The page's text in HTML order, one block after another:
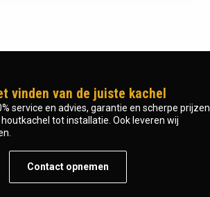
vinden van de juiste kachel
service en advies, garantie en scherpe prijzen.
tot installatie. Ook leveren wij
Contact opnemen